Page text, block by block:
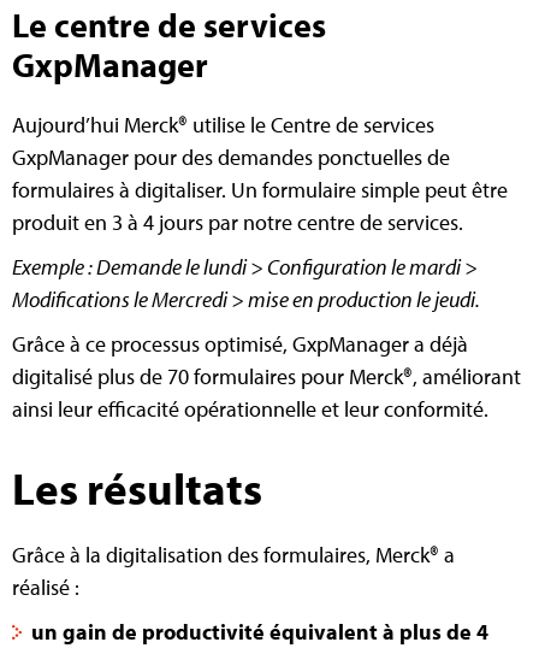
Le centre de services
GxpManager
Aujourd’hui Merck® utilise le Centre de services
GxpManager pour des demandes ponctuelles de
formulaires à digitaliser. Un formulaire simple peut être
produit en 3 à 4 jours par notre centre de services.
Exemple : Demande le lundi > Configuration le mardi >
Modifications le Mercredi > mise en production le jeudi.
Grâce à ce processus optimisé, GxpManager a déjà
digitalisé plus de 70 formulaires pour Merck®, améliorant
ainsi leur efficacité opérationnelle et leur conformité.
Les résultats
Grâce à la digitalisation des formulaires, Merck® a
réalisé :
un gain de productivité équivalent à plus de 4